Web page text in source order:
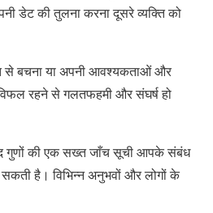
डेट की तुलना करना दूसरे व्यक्ति को
से बचना या अपनी आवश्यकताओं और
रहने से गलतफहमी और संघर्ष हो
गुणों की एक सख्त जाँच सूची आपके संबंध
सकती है। विभिन्न अनुभवों और लोगों के